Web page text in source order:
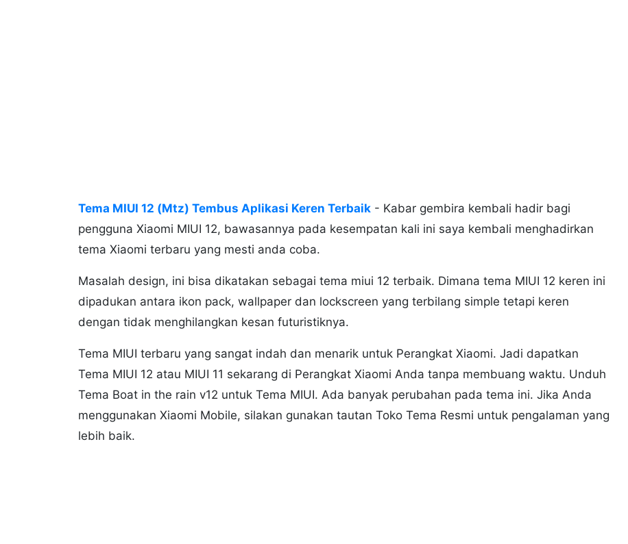
Tema MIUI 12 (Mtz) Tembus Aplikasi Keren Terbaik - Kabar gembira kembali hadir bagi
pengguna Xiaomi MIUI 12, bawasannya pada kesempatan kali ini saya kembali menghadirkan
tema Xiaomi terbaru yang mesti anda coba.
Masalah design, ini bisa dikatakan sebagai tema miui 12 terbaik. Dimana tema MIUI 12 keren ini
dipadukan antara ikon pack, wallpaper dan lockscreen yang terbilang simple tetapi keren
dengan tidak menghilangkan kesan futuristiknya.
Tema MIUI terbaru yang sangat indah dan menarik untuk Perangkat Xiaomi. Jadi dapatkan
Tema MIUI 12 atau MIUI 11 sekarang di Perangkat Xiaomi Anda tanpa membuang waktu. Unduh
Tema Boat in the rain v12 untuk Tema MIUI. Ada banyak perubahan pada tema ini. Jika Anda
menggunakan Xiaomi Mobile, silakan gunakan tautan Toko Tema Resmi untuk pengalaman yang
lebih baik.